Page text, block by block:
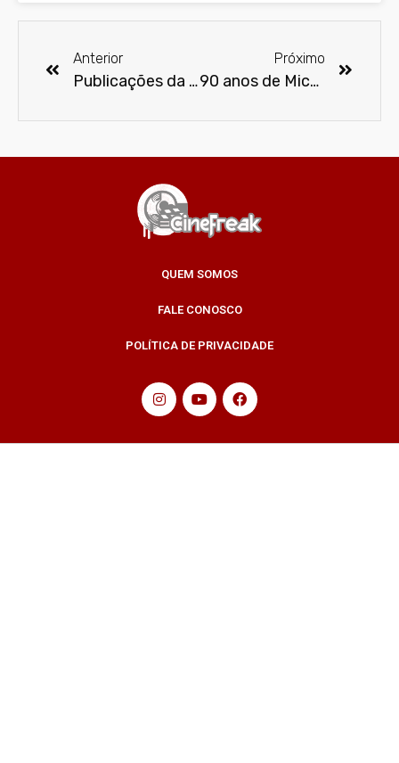
Anterior
Publicações da editora Panini ganham troféu HQMIX
Próximo
90 anos de Mickey Mouse: Conheça 10 curiosidades sobre o personagem
QUEM SOMOS
FALE CONOSCO
POLÍTICA DE PRIVACIDADE